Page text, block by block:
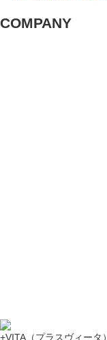
COMPANY
+VITA（プラスヴィータ）